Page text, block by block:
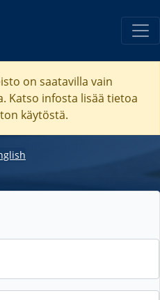
on saatavilla vain
Katso infosta lisää tietoa
käytöstä.